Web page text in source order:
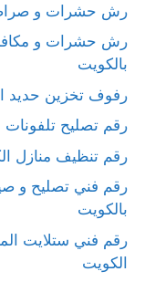
رش حشرات و
رش حشرات و
بالكويت
رفوف تخزين حديد
رقم تصليح تلفونات
رقم تنظيف منازل الكويت
رقم فني تصليح و
بالكويت
رقم فني ستلايت
الكويت